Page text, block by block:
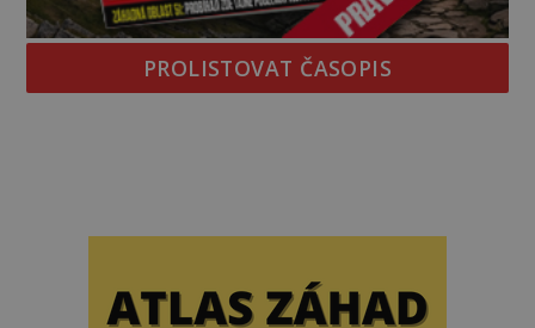
PROLISTOVAT ČASOPIS